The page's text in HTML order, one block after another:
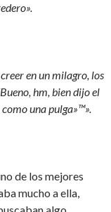
en un milagro, los
hm, bien dijo el
una pulga»™».
de los mejores
mucho a ella,